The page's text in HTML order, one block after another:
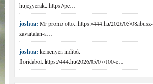
hujegyerak...https://pe…
joshua: Mr promo otto...https://444.hu/2026/05/08/ibusz-
zavartalan-a…
joshua: kemenyen inditok
floridabol..https://444.hu/2026/05/07/100-e…